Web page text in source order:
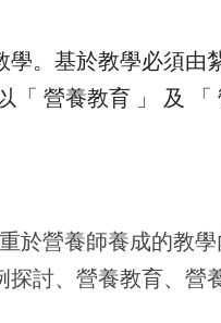
。基於教學必須由
營養教育 」 及 「
於營養師養成的教
討、營養教育、營